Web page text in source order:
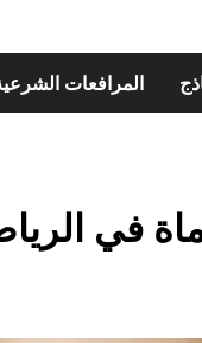
المرافعات
في